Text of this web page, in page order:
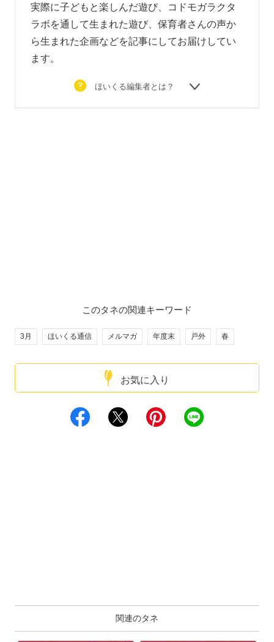
実際に子どもと楽しんだ遊び、コドモガラクタ
ラボを通して生まれた遊び、 保育者さんの声か
ら生まれた企画などを記事にしてお届けしてい
ます。
ほいくる編集者とは？
お気に入り
このタネの関連キーワード
3月 ほいくる通信 メルマガ 年度末 戸外 春
関連のタネ